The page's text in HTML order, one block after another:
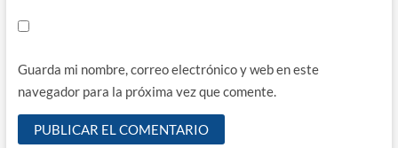
Guarda mi nombre, correo electrónico y web en este
navegador para la próxima vez que comente.